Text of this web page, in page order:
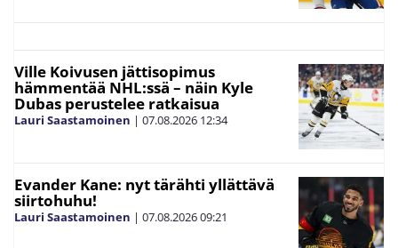
Ville Koivusen jättisopimus
hämmentää NHL:ssä – näin Kyle
Dubas perustelee ratkaisua
Lauri Saastamoinen | 07.08.2026 12:34
Evander Kane: nyt tärähti yllättävä
siirtohuhu!
Lauri Saastamoinen | 07.08.202609:21